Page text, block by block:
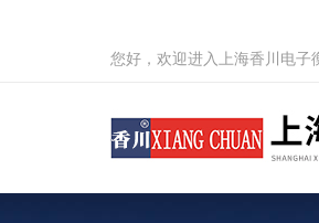
您好，欢迎进入上海香川电子